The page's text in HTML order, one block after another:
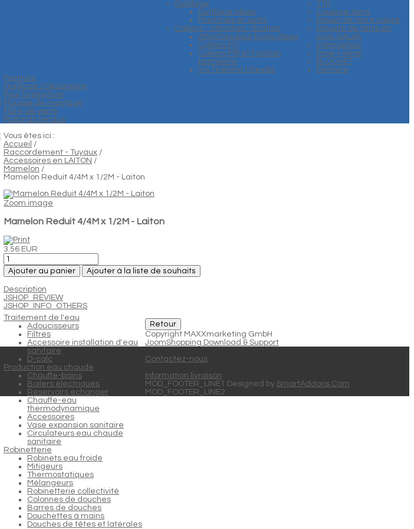
Outillage
Outillage Alpex
Machines et outils
Colliers - attaches - fixation
Attaches pour tuyau Alpex
Colliers M7
Colliers M8 et Fixation
plomberie
Vis Tirefond Cheville
Traitement de l'eau
Adoucisseurs
Filtres
Accessoire installation d'eau
sanitaire
D-calc
Production eau chaude
Chauffe-bains
Boilers électriques
Réservoirs échanger
Chauffe-eau
thermodynamique
Accessoires
Vase expansion sanitaire
Circulateurs eau chaude
sanitaire
Robinetterie
Robinets eau froide
Mitigeurs
Thermostatiques
Mélangeurs
Robinetterie collectivité
Colonnes de douches
Barres de douches
Douchettes à mains
Douches de têtes et latérales
TTH
Coupure terre
Piquet de terre cuivre
Piquete de terre en
croix GALVA
Interrupteur
Prise + terre
BLOCHET
Peinture
Peinture
Outillage / Décoration
Pour la peinture
Mousse de montage
Fibre de verre
Plafonds tendus
Vous êtes ici :
Accueil /
Raccordement - Tuyaux /
Accessoires en LAITON /
Mamelon /
Mamelon Reduit 4/4M x 1/2M - Laiton
Zoom image
Mamelon Reduit 4/4M x 1/2M - Laiton
3.56 EUR
Ajouter au panier Ajouter à la liste de souhaits
Description
JSHOP_REVIEW
JSHOP_INFO_OTHERS
Copyright MAXXmarketing GmbH
JoomShopping Download & Support
Contactez-nous
Information livraison
MOD_FOOTER_LINE1 Designed by SmartAddons.Com
MOD_FOOTER_LINE2